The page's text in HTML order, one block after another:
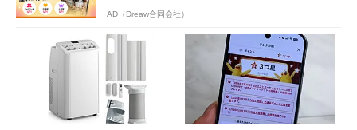
AD（Dreaw合同会社）